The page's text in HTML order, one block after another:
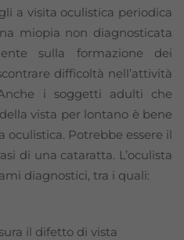
a visita oculistica periodica
miopia non diagnosticata
sulla formazione dei
difficoltà nell’attività
i soggetti adulti che
vista per lontano è bene
oculistica. Potrebbe essere il
di una cataratta. L’oculista
diagnostici, tra i quali:
il difetto di vista